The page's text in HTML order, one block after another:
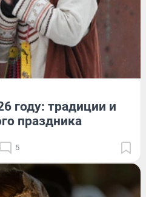
году: традиции и
праздника
5